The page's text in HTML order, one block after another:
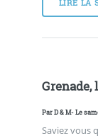
LIRE LA
Grenade,
ParD & M- Le
Saviez vous